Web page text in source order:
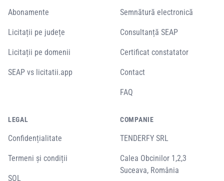
Abonamente
Licitații pe județe
Licitații pe domenii
SEAP vs licitatii.app
Semnătură electronică
Consultanță SEAP
Certificat constatator
Contact
FAQ
LEGAL
Confidențialitate
Termeni și condiții
SOL
COMPANIE
TENDERFY SRL
Calea Obcinilor 1,2,3
Suceava, România